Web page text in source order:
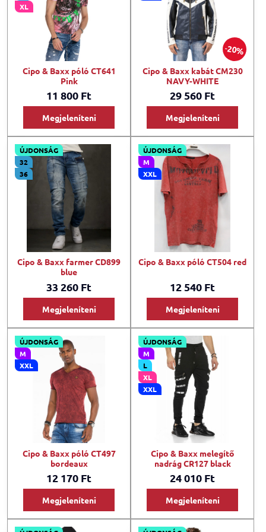
XL
Cipo & Baxx póló CT641
Pink
11 800 Ft
Megjeleníteni
20%
Cipo & Baxx kabát CM230
NAVY-WHITE
29 560 Ft
Megjeleníteni
ÚJDONSÁG
32
36
Cipo & Baxx farmer CD899
blue
33 260 Ft
Megjeleníteni
ÚJDONSÁG
M
XXL
Cipo & Baxx póló CT504 red
12 540 Ft
Megjeleníteni
ÚJDONSÁG
M
XXL
Cipo & Baxx póló CT497
bordeaux
12 170 Ft
Megjeleníteni
ÚJDONSÁG
M
L
XL
XXL
Cipo & Baxx melegítő
nadrág CR127 black
24 010 Ft
Megjeleníteni